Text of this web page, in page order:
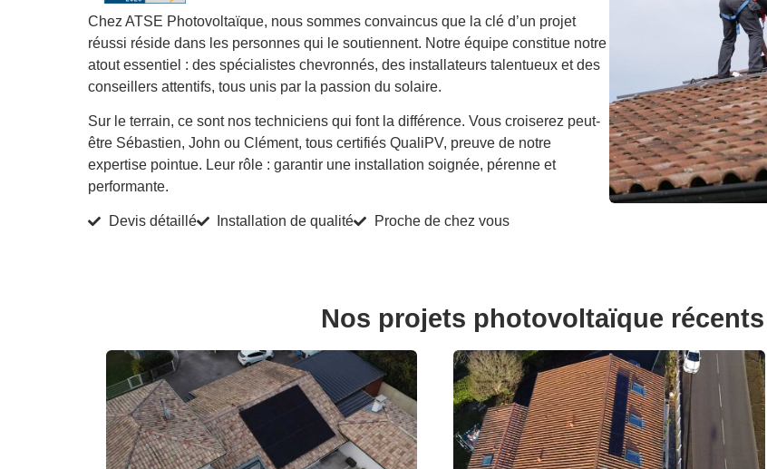
Chez ATSE Photovoltaïque, nous sommes convaincus que la clé d’un projet
réussi réside dans les personnes qui le soutiennent. Notre équipe constitue notre
atout essentiel : des spécialistes chevronnés, des installateurs talentueux et des
conseillers attentifs, tous unis par la passion du solaire.
Sur le terrain, ce sont nos techniciens qui font la différence. Vous croiserez peut-
être Sébastien, John ou Clément, tous certifiés QualiPV, preuve de notre
expertise pointue. Leur rôle : garantir une installation soignée, pérenne et
performante.
Devis détaillé Installation de qualité Proche de chez vous
Nos projets photovoltaïque